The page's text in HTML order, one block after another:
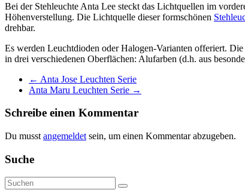
Bei der Stehleuchte Anta Lee steckt das Lichtquellen im
Höhenverstellung. Die Lichtquelle dieser formschönen
drehbar.
Es werden Leuchtdioden oder Halogen-Varianten offeriert.
in drei verschiedenen Oberflächen: Alufarben (d.h. aus
← Anta Jose Leuchten Serie
Anta Maru Leuchten Serie →
Schreibe einen Kommentar
Du musst angemeldet sein, um einen Kommentar abzugeben.
Suche